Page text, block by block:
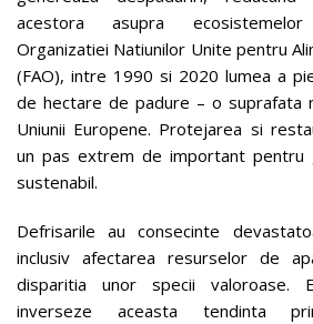
acestora asupra
Organizatiei Natiunilor Unite pentru
(FAO), intre 1990 si 2020 lumea a
de hectare de padure – o suprafata
Uniunii Europene. Protejarea si
un pas extrem de important pentru
sustenabil.
Defrisarile au consecinte
inclusiv afectarea resurselor de
disparitia unor specii valoroase.
inverseze aceasta tendinta